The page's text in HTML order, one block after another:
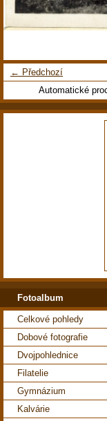
← Předchozí
Automatické
Fotoalbum
Celkové pohledy
Dobové fotografie
Dvojpohlednice
Filatelie
Gymnázium
Kalvárie